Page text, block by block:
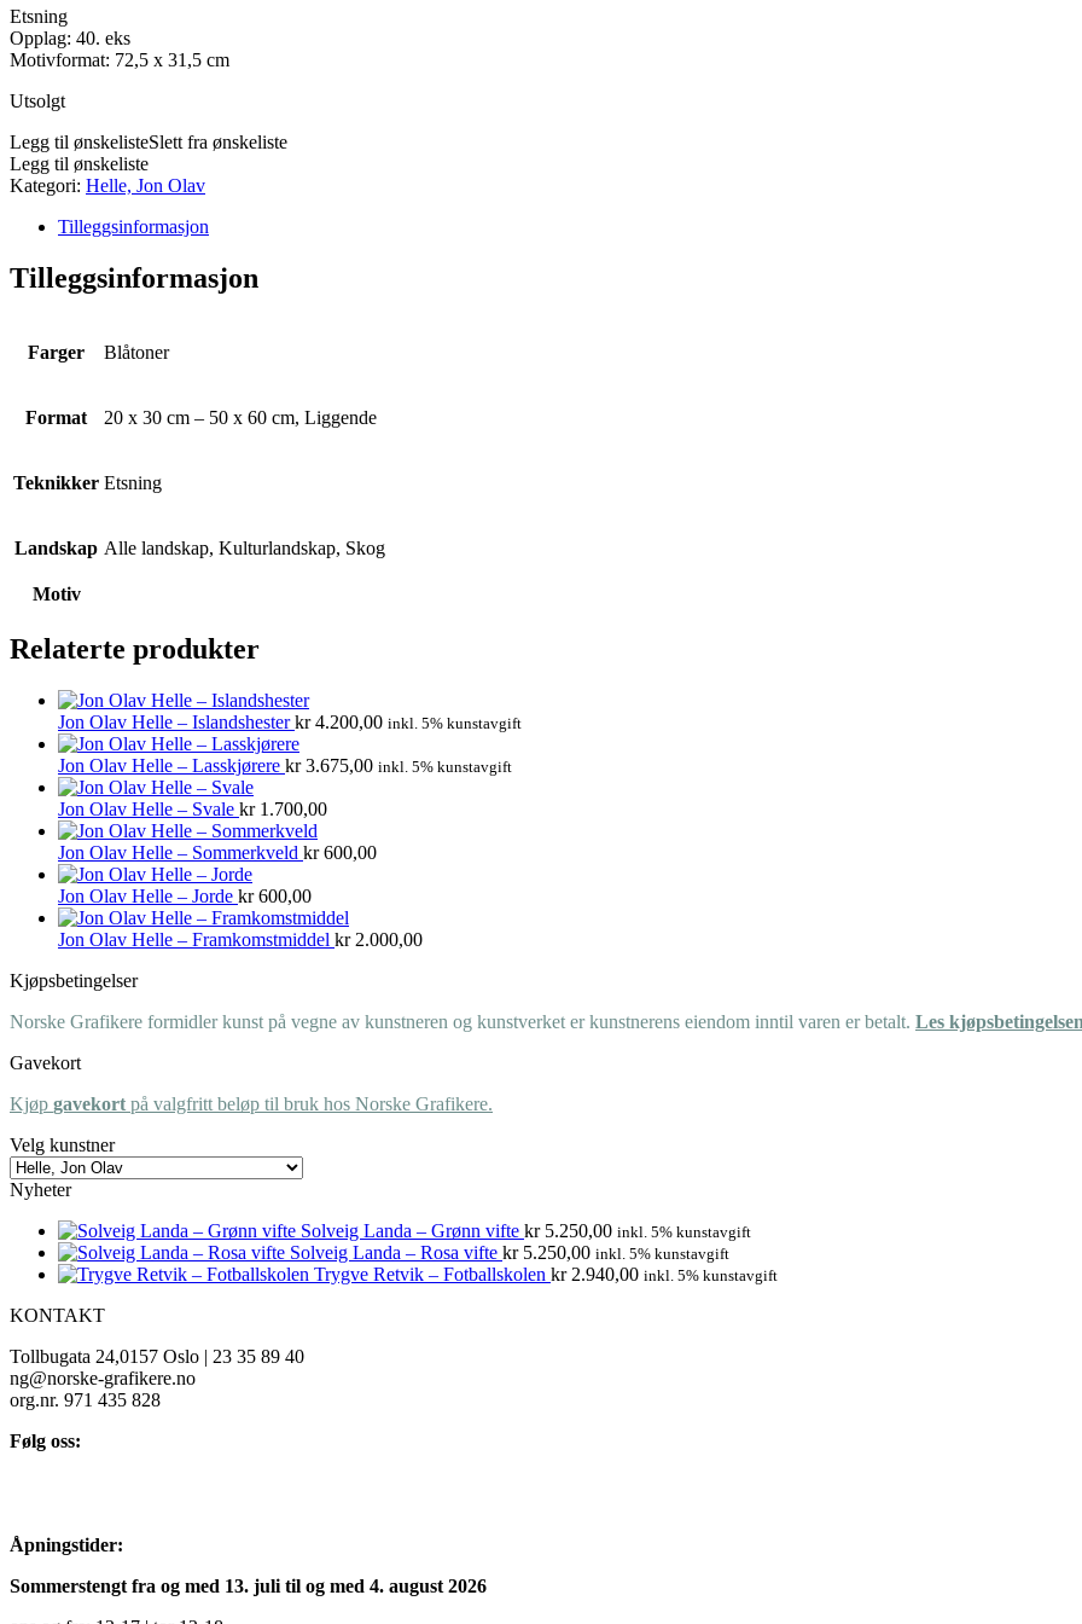
Etsning
Opplag: 40. eks
Motivformat: 72,5 x 31,5 cm
Utsolgt
Legg til ønskelisteSlett fra ønskeliste
Legg til ønskeliste
Kategori: Helle, Jon Olav
Tilleggsinformasjon
Tilleggsinformasjon
Farger Blåtoner
Format 20 x 30 cm – 50 x 60 cm, Liggende
Teknikker Etsning
Landskap Alle landskap, Kulturlandskap, Skog
Motiv
Relaterte produkter
Jon Olav Helle – Islandshesterkr4.200,00 inkl. 5% kunstavgift
Jon Olav Helle – Lasskjørere kr3.675,00 inkl. 5% kunstavgift
Jon Olav Helle – Svale kr1.700,00
Jon Olav Helle – Sommerkveld kr600,00
Jon Olav Helle – Jorde kr600,00
Jon Olav Helle – Framkomstmiddel kr2.000,00
Kjøpsbetingelser
Norske Grafikere formidler kunst på vegne av kunstneren og kunstverket er kunstnerens eiendom inntil varen er betalt. Les
Gavekort
Kjøp gavekort på valgfritt beløp til bruk hos Norske Grafikere.
Velg kunstner
Nyheter
Solveig Landa – Grønn vifte kr5.250,00 inkl. 5% kunstavgift
Solveig Landa – Rosa vifte kr5.250,00 inkl. 5% kunstavgift
Trygve Retvik – Fotballskolen kr2.940,00 inkl. 5% kunstavgift
KONTAKT
Tollbugata 24,0157 Oslo | 23 35 89 40
ng@norske-grafikere.no
org.nr. 971 435 828
Følg oss:
Åpningstider:
Sommerstengt fra og med 13. juli til og med 4. august 2026